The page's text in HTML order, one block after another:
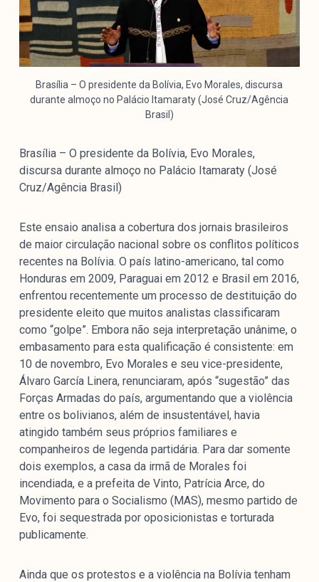
cobertura da grande mídia sobre temas de economia e
política produzido pelo Laboratório de Estudos de Mídia
e Esfera Pública (LEMEP). O LEMEP tem registro no
Diretório de Grupos de Pesquisa do CNPq e é sediado
no Instituto de Estudos Sociais e Políticos (IESP) da
Universidade do Estado do Rio de Janeiro (UERJ). O
Manchetômetro não tem filiação com partidos ou grupos
econômicos.
Metodologia
Equipe
Na Mídia
Parcerias
Contato
Parceria
Brasília – O presidente da Bolívia, Evo Morales, discursa
durante almoço no Palácio Itamaraty (José Cruz/Agência
Brasil)
Brasília – O presidente da Bolívia, Evo Morales,
discursa durante almoço no Palácio Itamaraty (José
Cruz/Agência Brasil)
Este ensaio analisa a cobertura dos jornais brasileiros
de maior circulação nacional sobre os conflitos políticos
recentes na Bolívia. O país latino-americano, tal como
Honduras em 2009, Paraguai em 2012 e Brasil em 2016,
enfrentou recentemente um processo de destituição do
presidente eleito que muitos analistas classificaram
como “golpe”. Embora não seja interpretação unânime, o
embasamento para esta qualificação é consistente: em
10 de novembro, Evo Morales e seu vice-presidente,
Álvaro García Linera, renunciaram, após “sugestão” das
Forças Armadas do país, argumentando que a violência
entre os bolivianos, além de insustentável, havia
atingido também seus próprios familiares e
companheiros de legenda partidária. Para dar somente
dois exemplos, a casa da irmã de Morales foi
incendiada, e a prefeita de Vinto, Patrícia Arce, do
Movimento para o Socialismo (MAS), mesmo partido de
Evo, foi sequestrada por oposicionistas e torturada
publicamente.
Ainda que os protestos e a violência na Bolívia tenham